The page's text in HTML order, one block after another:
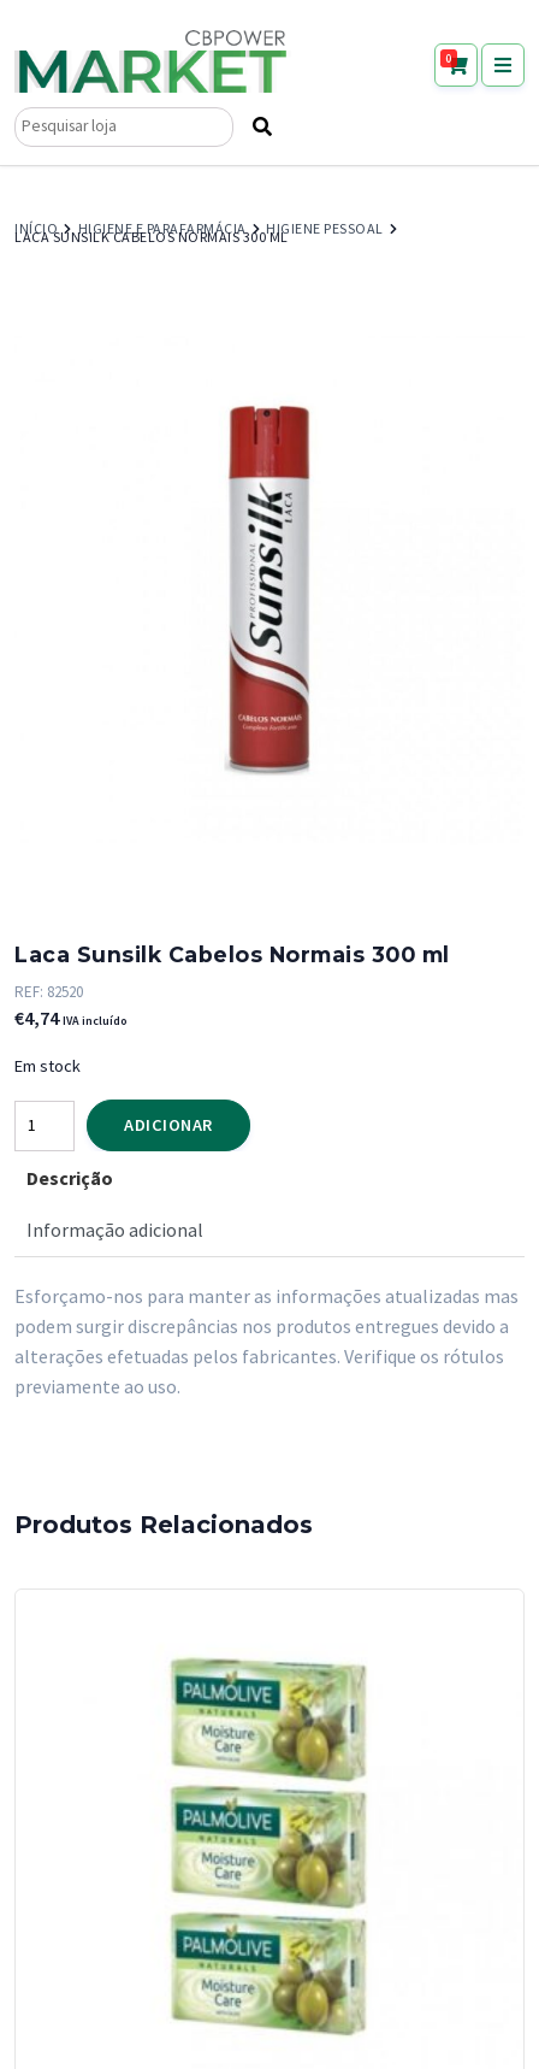
0
Pesquisar
INÍCIO HIGIENE E PARAFARMÁCIA HIGIENE PESSOAL
LACA SUNSILK CABELOS NORMAIS 300 ML
Laca Sunsilk Cabelos Normais 300 ml
REF: 82520
€4,74 IVA incluído
Em stock
Quantidade
de
Laca
ml
ADICIONAR
Descrição
Informação adicional
Esforçamo-nos para manter as informações atualizadas mas
podem surgir discrepâncias nos produtos entregues devido a
alterações efetuadas pelos fabricantes. Verifique os rótulos
previamente ao uso.
Produtos Relacionados